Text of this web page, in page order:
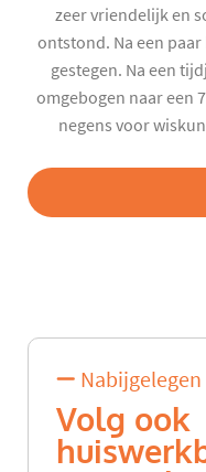
zeer vriendelijk en
ontstond. Na een
gestegen. Na een
omgebogen naar een
negens voor
Volg ook